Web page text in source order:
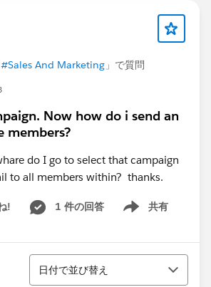
#Sales And Marketing 」で質問
Now how do i send an
members?
do I go to select that campaign
to all members within? thanks.
! 1 件の回答 共有
Show menu
並び替え
日付で並び替え